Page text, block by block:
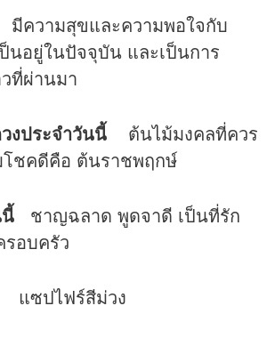
มสุขและความพอใจกับ
นอยู่ในปัจจุบัน และเป็นการ
ที่ผ่านมา
งประจำวันนี้ ต้นไม้มงคลที่ควร
โชคดีคือ ต้นราชพฤกษ์
ชาญฉลาด พูดจาดี เป็นที่รัก
อบครัว
แซปไฟร์สีม่วง